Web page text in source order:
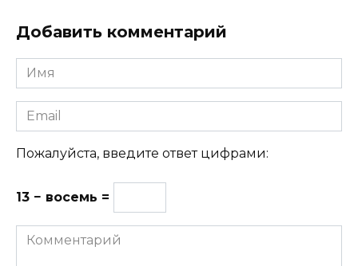
Добавить комментарий
Имя
Email
Пожалуйста, введите ответ цифрами:
13 − восемь =
Комментарий